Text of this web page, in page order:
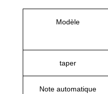
Modèle
taper
Note automatique